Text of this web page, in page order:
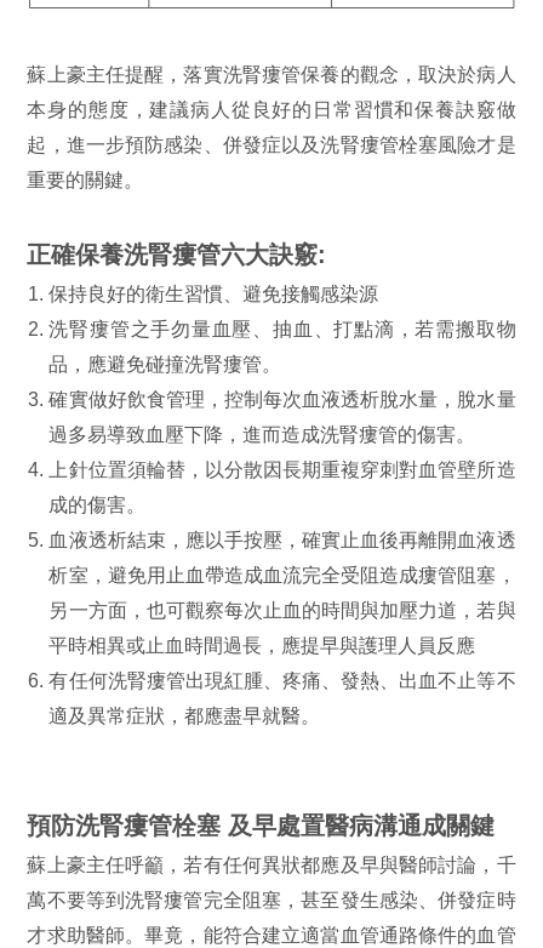
蘇上豪主任提醒，落實洗腎瘻管保養的觀念，取決於病人
本身的態度，建議病人從良好的日常習慣和保養訣竅做
起，進一步預防感染、併發症以及洗腎瘻管栓塞風險才是
重要的關鍵。
正確保養洗腎瘻管六大訣竅:
保持良好的衛生習慣、避免接觸感染源
洗腎瘻管之手勿量血壓、抽血、打點滴，若需搬取物
品，應避免碰撞洗腎瘻管。
確實做好飲食管理，控制每次血液透析脫水量，脫水量
過多易導致血壓下降，進而造成洗腎瘻管的傷害。
上針位置須輪替，以分散因長期重複穿刺對血管壁所造
成的傷害。
血液透析結束，應以手按壓，確實止血後再離開血液透
析室，避免用止血帶造成血流完全受阻造成瘻管阻塞，
另一方面，也可觀察每次止血的時間與加壓力道，若與
平時相異或止血時間過長，應提早與護理人員反應
有任何洗腎瘻管出現紅腫、疼痛、發熱、出血不止等不
適及異常症狀，都應盡早就醫。
預防洗腎瘻管栓塞 及早處置醫病溝通成關鍵
蘇上豪主任呼籲，若有任何異狀都應及早與醫師討論，千
萬不要等到洗腎瘻管完全阻塞，甚至發生感染、併發症時
才求助醫師。畢竟，能符合建立適當血管通路條件的血管